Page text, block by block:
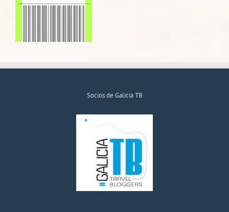
Socios de Galicia TB